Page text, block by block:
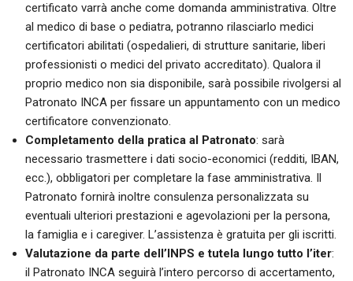
certificato varrà anche come domanda amministrativa. Oltre
al medico di base o pediatra, potranno rilasciarlo medici
certificatori abilitati (ospedalieri, di strutture sanitarie, liberi
professionisti o medici del privato accreditato). Qualora il
proprio medico non sia disponibile, sarà possibile rivolgersi al
Patronato INCA per fissare un appuntamento con un medico
certificatore convenzionato.
Completamento della pratica al Patronato: sarà
necessario trasmettere i dati socio-economici (redditi, IBAN,
ecc.), obbligatori per completare la fase amministrativa. Il
Patronato fornirà inoltre consulenza personalizzata su
eventuali ulteriori prestazioni e agevolazioni per la persona,
la famiglia e i caregiver. L’assistenza è gratuita per gli iscritti.
Valutazione da parte dell’INPS e tutela lungo tutto l’iter:
il Patronato INCA seguirà l’intero percorso di accertamento,